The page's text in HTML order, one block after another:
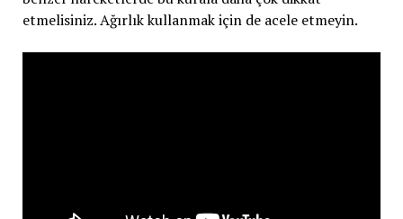
etmelisiniz. Ağırlık kullanmak için de acele etmeyin.